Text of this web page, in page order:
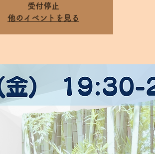
受付停止
他のイベントを見る